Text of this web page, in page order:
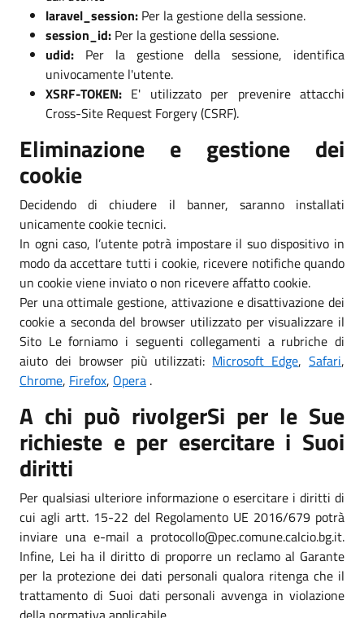
laravel_session: Per la gestione della sessione.
session_id: Per la gestione della sessione.
udid: Per la gestione della sessione, identifica
univocamente l'utente.
XSRF-TOKEN: E' utilizzato per prevenire attacchi
Cross-Site Request Forgery (CSRF).
Eliminazione e gestione dei
cookie
Decidendo di chiudere il banner, saranno installati
unicamente cookie tecnici.
In ogni caso, l’utente potrà impostare il suo dispositivo in
modo da accettare tutti i cookie, ricevere notifiche quando
un cookie viene inviato o non ricevere affatto cookie.
Per una ottimale gestione, attivazione e disattivazione dei
cookie a seconda del browser utilizzato per visualizzare il
Sito Le forniamo i seguenti collegamenti a rubriche di
aiuto dei browser più utilizzati: Microsoft Edge,Safari,
Chrome, Firefox, Opera .
A chi può rivolgerSi per le Sue
richieste e per esercitare i Suoi
diritti
Per qualsiasi ulteriore informazione o esercitare i diritti di
cui agli artt. 15-22 del Regolamento UE 2016/679 potrà
inviare una e-mail a protocollo@pec.comune.calcio.bg.it.
Infine, Lei ha il diritto di proporre un reclamo al Garante
per la protezione dei dati personali qualora ritenga che il
trattamento di Suoi dati personali avvenga in violazione